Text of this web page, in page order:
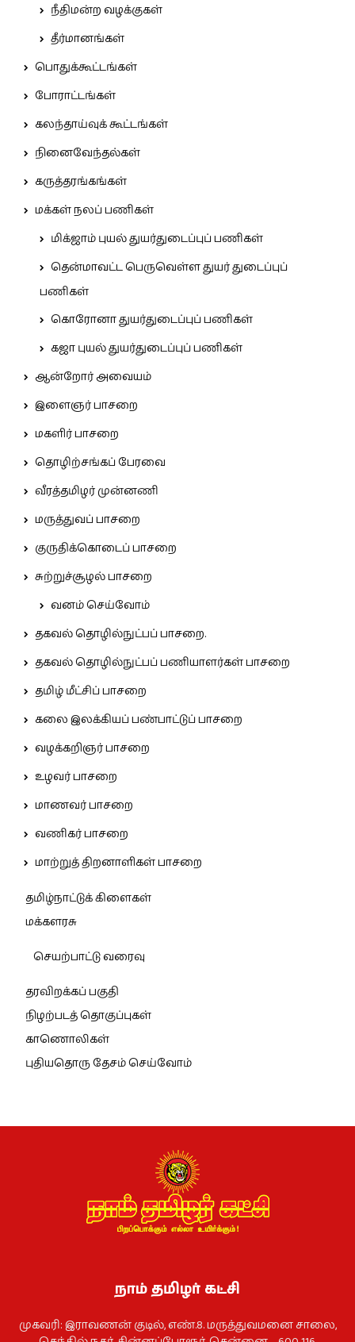
நீதிமன்ற வழக்குகள்
தீர்மானங்கள்
பொதுக்கூட்டங்கள்
போராட்டங்கள்
கலந்தாய்வுக் கூட்டங்கள்
நினைவேந்தல்கள்
கருத்தரங்கங்கள்
மக்கள் நலப் பணிகள்
மிக்ஜாம் புயல் துயர்துடைப்புப் பணிகள்
தென்மாவட்ட பெருவெள்ள துயர் துடைப்புப்
பணிகள்
கொரோனா துயர்துடைப்புப் பணிகள்
கஜா புயல் துயர்துடைப்புப் பணிகள்
ஆன்றோர் அவையம்
இளைஞர் பாசறை
மகளிர் பாசறை
தொழிற்சங்கப் பேரவை
வீரத்தமிழர் முன்னணி
மருத்துவப் பாசறை
குருதிக்கொடைப் பாசறை
சுற்றுச்சூழல் பாசறை
வனம் செய்வோம்
தகவல் தொழில்நுட்பப் பாசறை.
தகவல் தொழில்நுட்பப் பணியாளர்கள் பாசறை
தமிழ் மீட்சிப் பாசறை
கலை இலக்கியப் பண்பாட்டுப் பாசறை
வழக்கறிஞர் பாசறை
உழவர் பாசறை
மாணவர் பாசறை
வணிகர் பாசறை
மாற்றுத் திறனாளிகள் பாசறை
தமிழ்நாட்டுக் கிளைகள்
மக்களரசு
செயற்பாட்டு வரைவு
தரவிறக்கப் பகுதி
நிழற்படத் தொகுப்புகள்
காணொலிகள்
புதியதொரு தேசம் செய்வோம்
நாம் தமிழர் கட்சி
முகவரி: இராவணன் குடில், எண்.8. மருத்துவமனை சாலை,